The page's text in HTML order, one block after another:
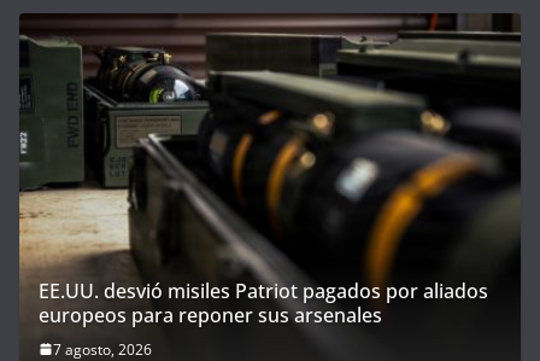
EE.UU. desvió misiles Patriot pagados por aliados
europeos para reponer sus arsenales
7 agosto, 2026